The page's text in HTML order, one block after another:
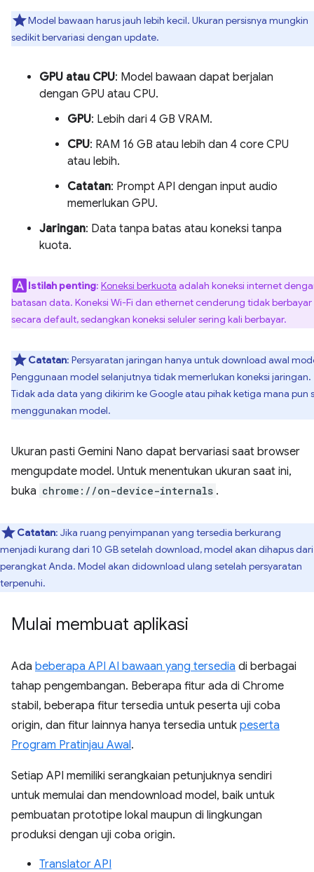
Model bawaan harus jauh lebih kecil. Ukuran persisnya mungkin
sedikit bervariasi dengan update.
GPU atau CPU: Model bawaan dapat berjalan
dengan GPU atau CPU.
GPU: Lebih dari 4 GB VRAM.
CPU: RAM 16 GB atau lebih dan 4 core CPU
atau lebih.
Catatan: Prompt API dengan input audio
memerlukan GPU.
Jaringan: Data tanpa batas atau koneksi tanpa
kuota.
Istilah penting: Koneksi berkuota adalah koneksi internet
batasan data. Koneksi Wi-Fi dan ethernet cenderung tidak berbayar
secara default, sedangkan koneksi seluler sering kali berbayar.
Catatan: Persyaratan jaringan hanya untuk download awal
Penggunaan model selanjutnya tidak memerlukan koneksi jaringan.
Tidak ada data yang dikirim ke Google atau pihak ketiga mana pun
menggunakan model.
Ukuran pasti Gemini Nano dapat bervariasi saat browser
mengupdate model. Untuk menentukan ukuran saat ini,
buka chrome://on-device-internals .
Catatan: Jika ruang penyimpanan yang tersedia berkurang
menjadi kurang dari 10 GB setelah download, model akan dihapus dari
perangkat Anda. Model akan didownload ulang setelah persyaratan
terpenuhi.
Mulai membuat aplikasi
Ada beberapa API AI bawaan yang tersedia di berbagai
tahap pengembangan. Beberapa fitur ada di Chrome
stabil, beberapa fitur tersedia untuk peserta uji coba
origin, dan fitur lainnya hanya tersedia untuk peserta
Program Pratinjau Awal.
Setiap API memiliki serangkaian petunjuknya sendiri
untuk memulai dan mendownload model, baik untuk
pembuatan prototipe lokal maupun di lingkungan
produksi dengan uji coba origin.
Translator API